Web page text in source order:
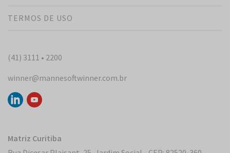
TERMOS DE USO
(41) 3111 • 2200
winner@mannesoftwinner.com.br
Matriz Curitiba